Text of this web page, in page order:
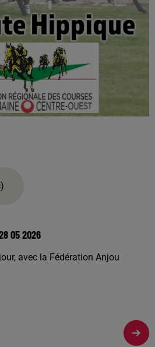
05 2026
avec la Fédération Anjou